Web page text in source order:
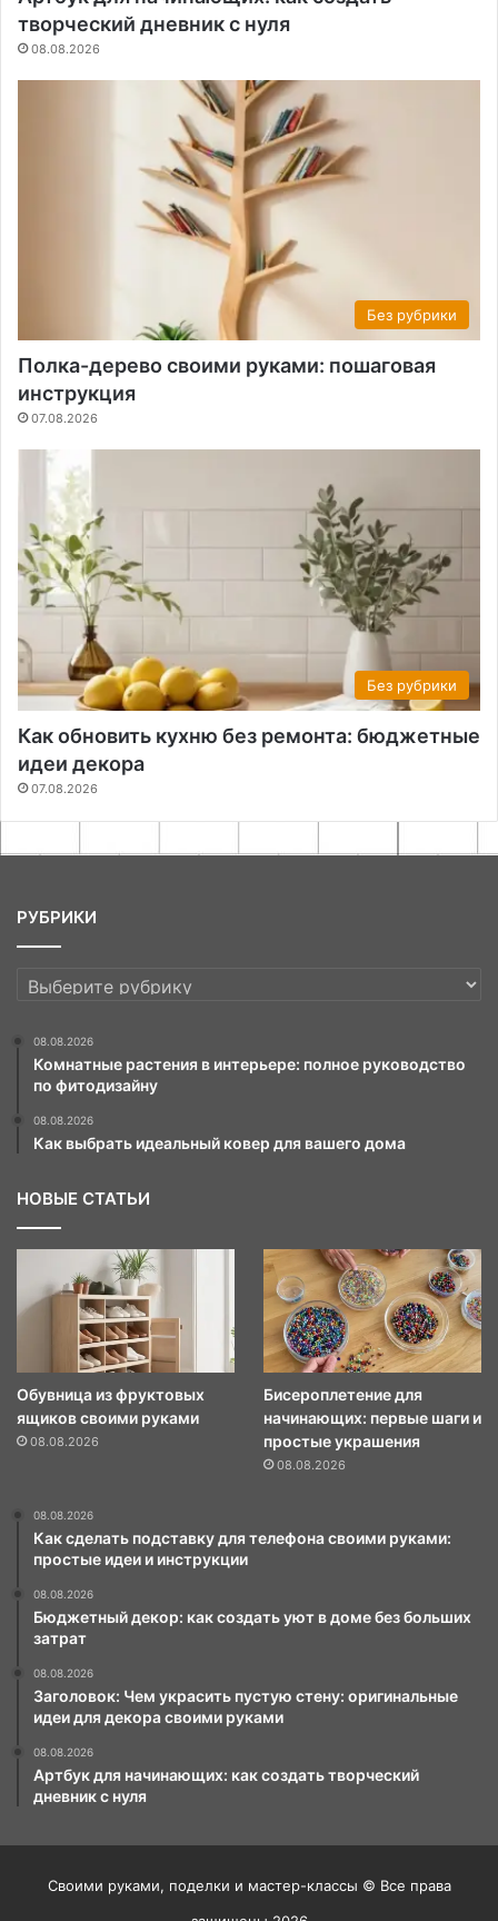
творческий дневник с нуля
08.08.2026
Без рубрики
Полка-дерево своими руками: пошаговая
инструкция
07.08.2026
Без рубрики
Как обновить кухню без ремонта: бюджетные
идеи декора
07.08.2026
РУБРИКИ
РУБРИКИ
08.08.2026
Комнатные растения в интерьере: полное руководство
по фитодизайну
08.08.2026
Как выбрать идеальный ковер для вашего дома
НОВЫЕ СТАТЬИ
Обувница из фруктовых
ящиков своими руками
08.08.2026
Бисероплетение для
начинающих: первые шаги и
простые украшения
08.08.2026
08.08.2026
Как сделать подставку для телефона своими руками:
простые идеи и инструкции
08.08.2026
Бюджетный декор: как создать уют в доме без больших
затрат
08.08.2026
Заголовок: Чем украсить пустую стену: оригинальные
идеи для декора своими руками
08.08.2026
Артбук для начинающих: как создать творческий
дневник с нуля
Своими руками, поделки и мастер-классы © Все права